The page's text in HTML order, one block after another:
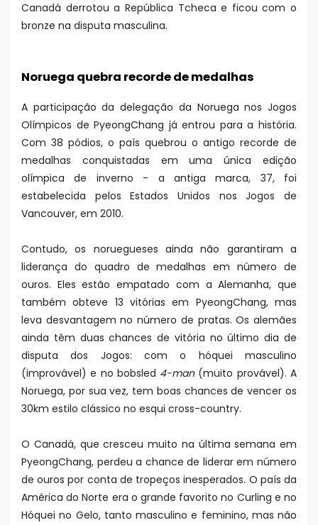
Canadá derrotou a República Tcheca e ficou com o
bronze na disputa masculina.
Noruega quebra recorde de medalhas
A participação da delegação da Noruega nos Jogos
Olímpicos de PyeongChang já entrou para a história.
Com 38 pódios, o país quebrou o antigo recorde de
medalhas conquistadas em uma única edição
olímpica de inverno - a antiga marca, 37, foi
estabelecida pelos Estados Unidos nos Jogos de
Vancouver, em 2010.
Contudo, os noruegueses ainda não garantiram a
liderança do quadro de medalhas em número de
ouros. Eles estão empatado com a Alemanha, que
também obteve 13 vitórias em PyeongChang, mas
leva desvantagem no número de pratas. Os alemães
ainda têm duas chances de vitória no último dia de
disputa dos Jogos: com o hóquei masculino
(improvável) e no bobsled 4-man(muito provável). A
Noruega, por sua vez, tem boas chances de vencer os
30km estilo clássico no esqui cross-country.
O Canadá, que cresceu muito na última semana em
PyeongChang, perdeu a chance de liderar em número
de ouros por conta de tropeços inesperados. O país da
América do Norte era o grande favorito no Curling e no
Hóquei no Gelo, tanto masculino e feminino, mas não